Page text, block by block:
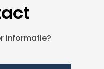
informatie?